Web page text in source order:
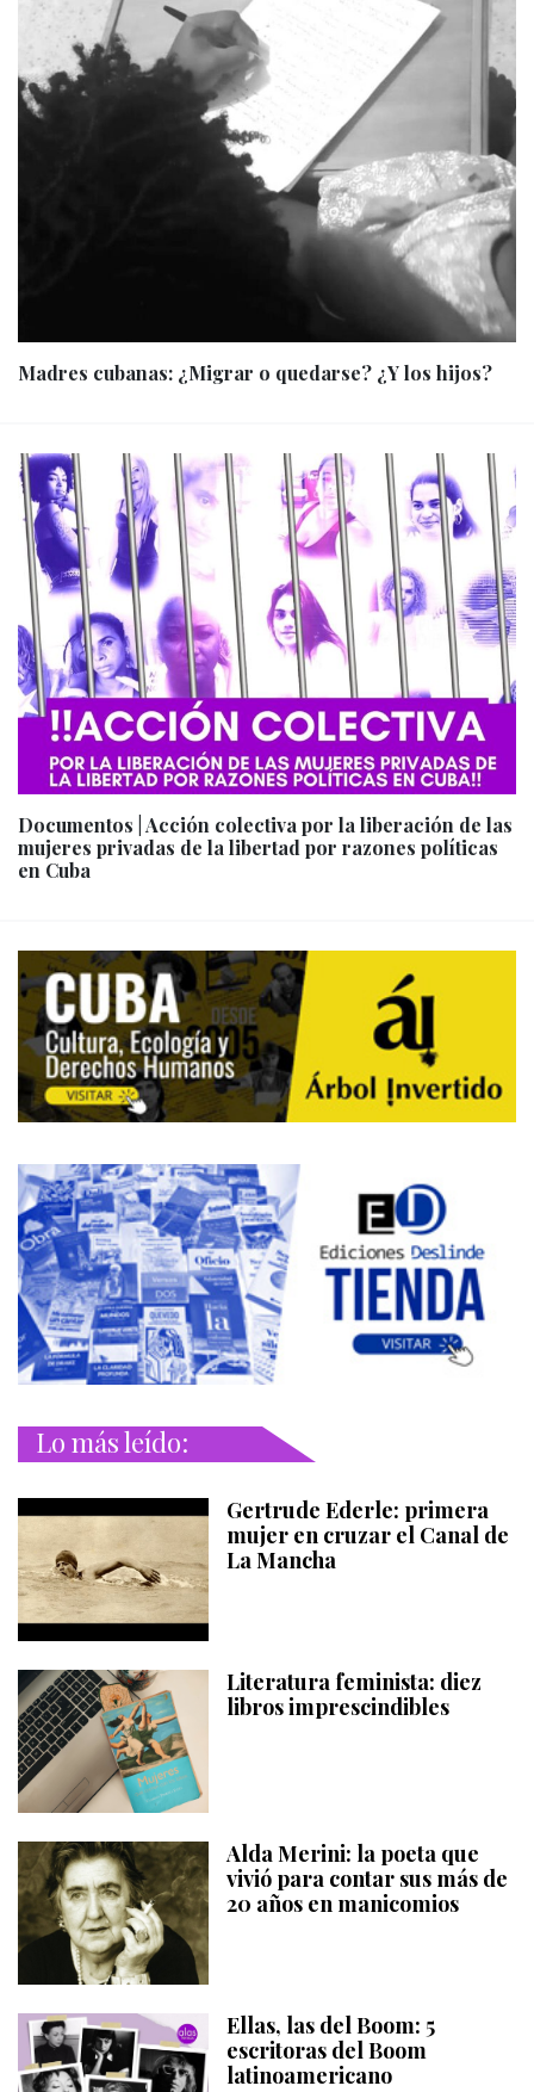
Madres cubanas: ¿Migrar o quedarse? ¿Y los hijos?
Documentos | Acción colectiva por la liberación de las
mujeres privadas de la libertad por razones políticas
en Cuba
Lo más leído:
Gertrude Ederle: primera
mujer en cruzar el Canal de
La Mancha
Literatura feminista: diez
libros imprescindibles
Alda Merini: la poeta que
vivió para contar sus más de
20 años en manicomios
Ellas, las del Boom: 5
escritoras del Boom
latinoamericano